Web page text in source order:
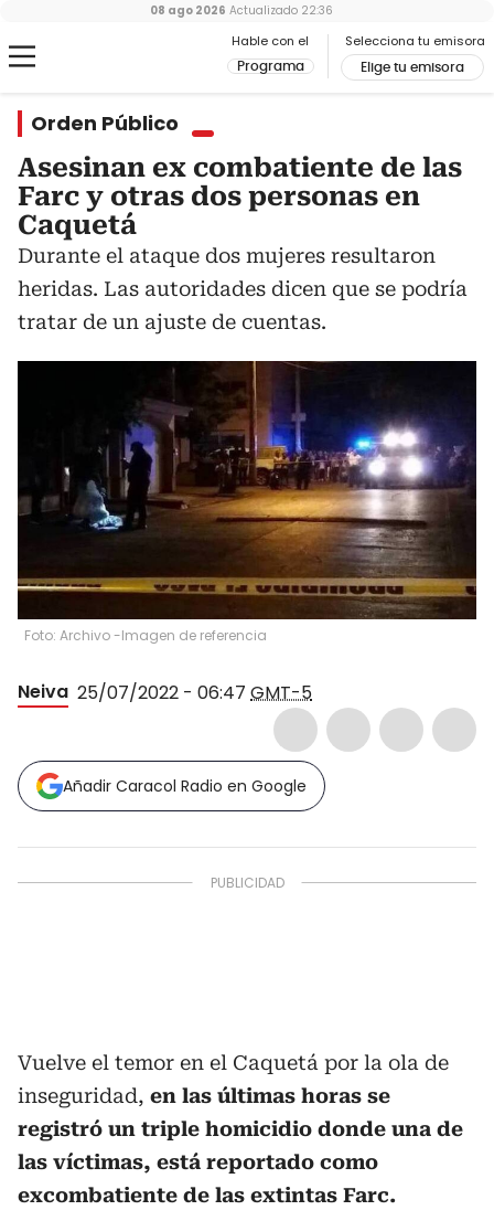
Hable con el
Programa
Selecciona tu emisora
Elige tu emisora
08 ago 2026 Actualizado 22:36
Orden Público
Asesinan ex combatiente de las
Farc y otras dos personas en
Caquetá
Durante el ataque dos mujeres resultaron
heridas. Las autoridades dicen que se podría
tratar de un ajuste de cuentas.
Foto: Archivo -Imagen de referencia
Neiva 25/07/2022 - 06:47 GMT-5
Añadir Caracol Radio en Google
Vuelve el temor en el Caquetá por la ola de
inseguridad, en las últimas horas se
registró un triple homicidio donde una de
las víctimas, está reportado como
excombatiente de las extintas Farc.